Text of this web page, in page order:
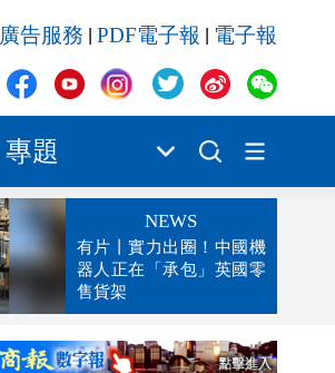
廣告服務 PDF電子報 電子報
專題
NEWS
有片丨實力出圈！中國機
器人正在「承包」英國零
售貨架